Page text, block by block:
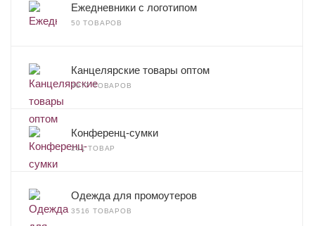
Ежедневники с логотипом
50 ТОВАРОВ
Канцелярские товары оптом
3077 ТОВАРОВ
Конференц-сумки
261 ТОВАР
Одежда для промоутеров
3516 ТОВАРОВ